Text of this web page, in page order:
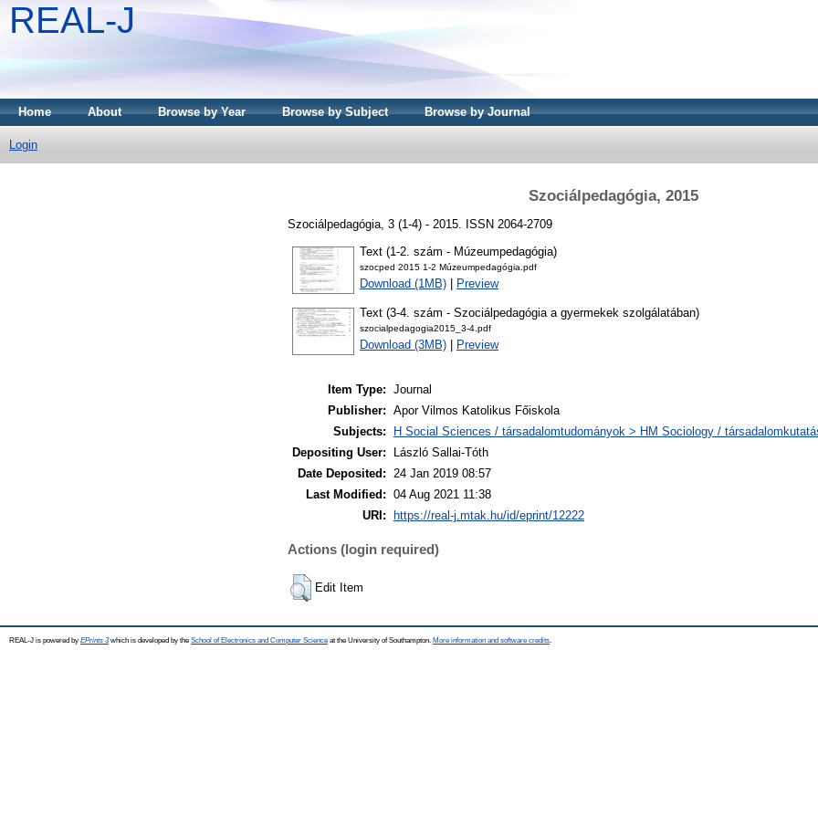
REAL-J
Home About Browse by Year Browse by Subject Browse by Journal
Login
Szociálpedagógia, 2015
Szociálpedagógia, 3 (1-4) - 2015. ISSN 2064-2709
Text (1-2. szám - Múzeumpedagógia)
szocped 2015 1-2 Múzeumpedagógia.pdf
Download (1MB) Preview
Text (3-4. szám - Szociálpedagógia a gyermekek szolgálatában)
szocialpedagogia2015_3-4.pdf
Download (3MB) Preview
Item Type: Journal
Publisher: Apor Vilmos Katolikus Főiskola
Subjects:
H Social Sciences / társadalomtudományok > HM Sociology /
Depositing User:
László Sallai-Tóth
Date Deposited: 24 Jan 2019 08:57
Last Modified: 04 Aug 2021 11:38
URI:
https://real-j.mtak.hu/id/eprint/12222
Actions (login required)
Edit Item
REAL-J is powered by EPrints 3which is developed by the School of Electronics and Computer Science at the University of Southampton. More information and software credits